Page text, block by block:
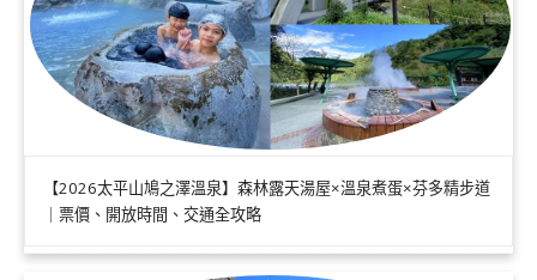
【2026太平山鳩之澤溫泉】森林露天湯屋×溫泉煮蛋×芬多精步道
｜票價、開放時間、交通全攻略